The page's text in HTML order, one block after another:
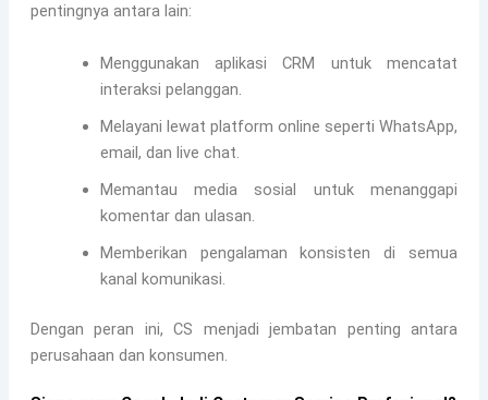
pentingnya antara lain:
Menggunakan aplikasi CRM untuk mencatat
interaksi pelanggan.
Melayani lewat platform online seperti WhatsApp,
email, dan live chat.
Memantau media sosial untuk menanggapi
komentar dan ulasan.
Memberikan pengalaman konsisten di semua
kanal komunikasi.
Dengan peran ini, CS menjadi jembatan penting antara
perusahaan dan konsumen.